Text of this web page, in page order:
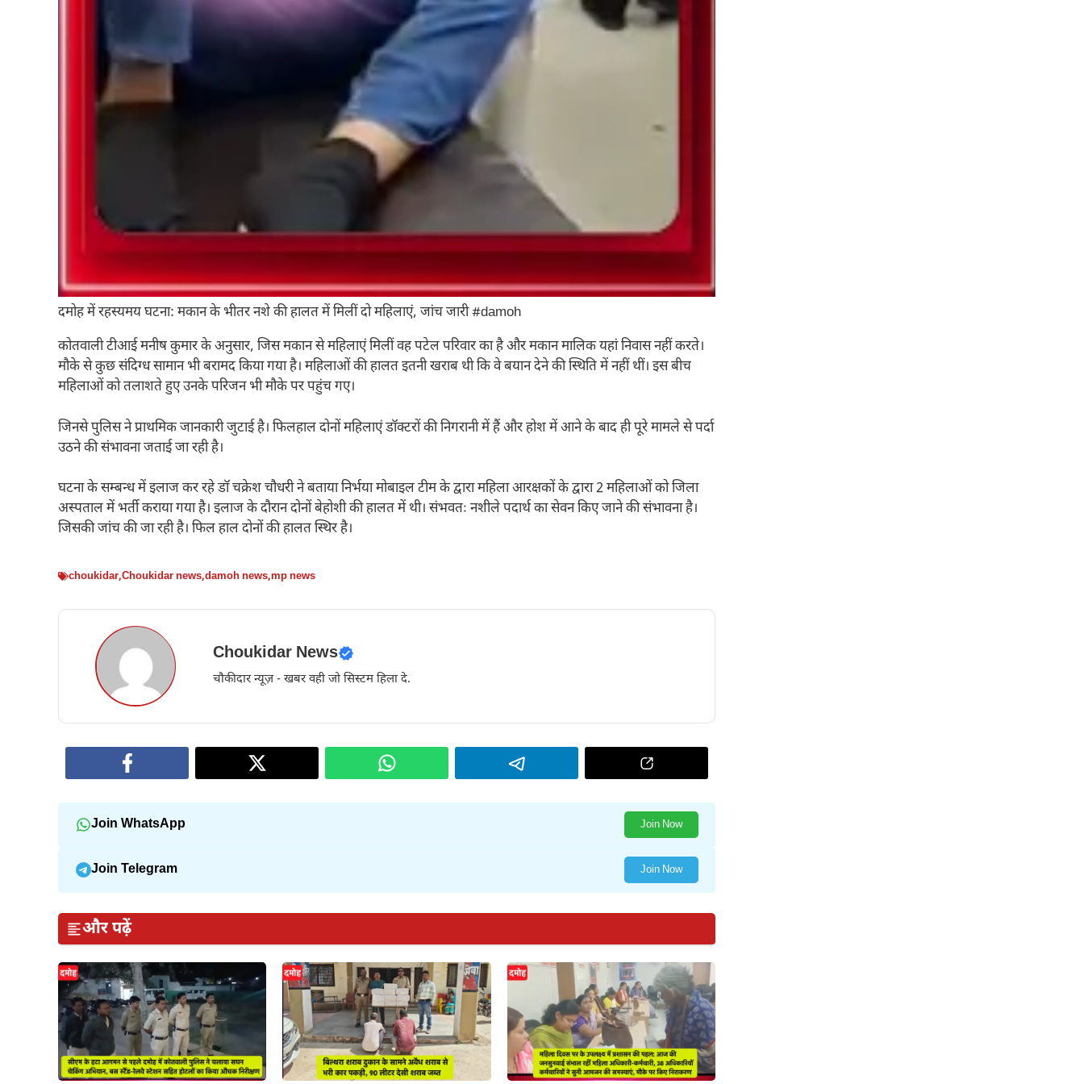
दमोह में रहस्यमय घटना: मकान के भीतर नशे की हालत में मिलीं दो महिलाएं, जांच जारी #damoh
कोतवाली टीआई मनीष कुमार के अनुसार, जिस मकान से महिलाएं मिलीं वह पटेल परिवार का है और मकान मालिक यहां निवास नहीं करते।
मौके से कुछ संदिग्ध सामान भी बरामद किया गया है। महिलाओं की हालत इतनी खराब थी कि वे बयान देने की स्थिति में नहीं थीं। इस बीच
महिलाओं को तलाशते हुए उनके परिजन भी मौके पर पहुंच गए।
जिनसे पुलिस ने प्राथमिक जानकारी जुटाई है। फिलहाल दोनों महिलाएं डॉक्टरों की निगरानी में हैं और होश में आने के बाद ही पूरे मामले से पर्दा
उठने की संभावना जताई जा रही है।
घटना के सम्बन्ध में इलाज कर रहे डॉ चक्रेश चौधरी ने बताया निर्भया मोबाइल टीम के द्वारा महिला आरक्षकों के द्वारा 2 महिलाओं को जिला
अस्पताल में भर्ती कराया गया है। इलाज के दौरान दोनों बेहोशी की हालत में थी। संभवतः नशीले पदार्थ का सेवन किए जाने की संभावना है।
जिसकी जांच की जा रही है। फिल हाल दोनों की हालत स्थिर है।
choukidar,Choukidar news,damoh news,mp news
Choukidar News
चौकीदार न्यूज़ - खबर वही जो सिस्टम हिला दे.
Join WhatsApp Join Now
Join Telegram Join Now
और पढ़ें